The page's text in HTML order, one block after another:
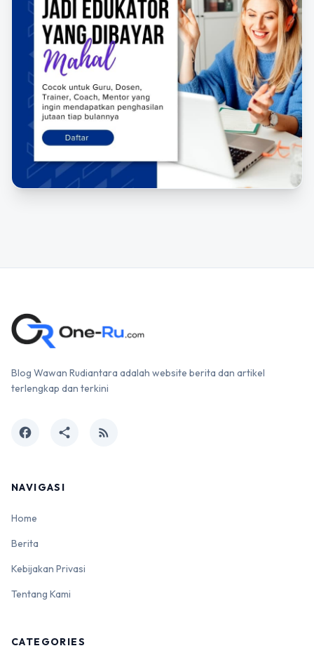
Blog Wawan Rudiantara adalah website berita dan artikel
terlengkap dan terkini
facebook share rss_feed
NAVIGASI
Home
Berita
Kebijakan Privasi
Tentang Kami
CATEGORIES